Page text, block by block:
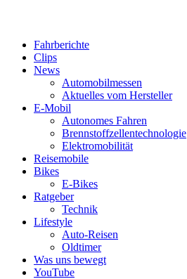
Fahrberichte
Clips
News
Automobilmessen
Aktuelles vom Hersteller
E-Mobil
Autonomes Fahren
Brennstoffzellentechnologie
Elektromobilität
Reisemobile
Bikes
E-Bikes
Ratgeber
Technik
Lifestyle
Auto-Reisen
Oldtimer
Was uns bewegt
YouTube